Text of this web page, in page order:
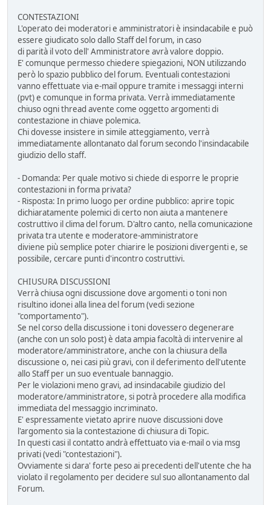
CONTESTAZIONI
L'operato dei moderatori e amministratori è insindacabile e può
essere giudicato solo dallo Staff del forum, in caso
di parità il voto dell' Amministratore avrà valore doppio.
E' comunque permesso chiedere spiegazioni, NON utilizzando
però lo spazio pubblico del forum. Eventuali contestazioni
vanno effettuate via e-mail oppure tramite i messaggi interni
(pvt) e comunque in forma privata. Verrà immediatamente
chiuso ogni thread avente come oggetto argomenti di
contestazione in chiave polemica.
Chi dovesse insistere in simile atteggiamento, verrà
immediatamente allontanato dal forum secondo l'insindacabile
giudizio dello staff.
- Domanda: Per quale motivo si chiede di esporre le proprie
contestazioni in forma privata?
- Risposta: In primo luogo per ordine pubblico: aprire topic
dichiaratamente polemici di certo non aiuta a mantenere
costruttivo il clima del forum. D'altro canto, nella comunicazione
privata tra utente e moderatore-amministratore
diviene più semplice poter chiarire le posizioni divergenti e, se
possibile, cercare punti d'incontro costruttivi.
CHIUSURA DISCUSSIONI
Verrà chiusa ogni discussione dove argomenti o toni non
risultino idonei alla linea del forum (vedi sezione
"comportamento").
Se nel corso della discussione i toni dovessero degenerare
(anche con un solo post) è data ampia facoltà di intervenire al
moderatore/amministratore, anche con la chiusura della
discussione o, nei casi più gravi, con il deferimento dell'utente
allo Staff per un suo eventuale bannaggio.
Per le violazioni meno gravi, ad insindacabile giudizio del
moderatore/amministratore, si potrà procedere alla modifica
immediata del messaggio incriminato.
E' espressamente vietato aprire nuove discussioni dove
l'argomento sia la contestazione di chiusura di Topic.
In questi casi il contatto andrà effettuato via e-mail o via msg
privati (vedi "contestazioni").
Ovviamente si dara' forte peso ai precedenti dell'utente che ha
violato il regolamento per decidere sul suo allontanamento dal
Forum.